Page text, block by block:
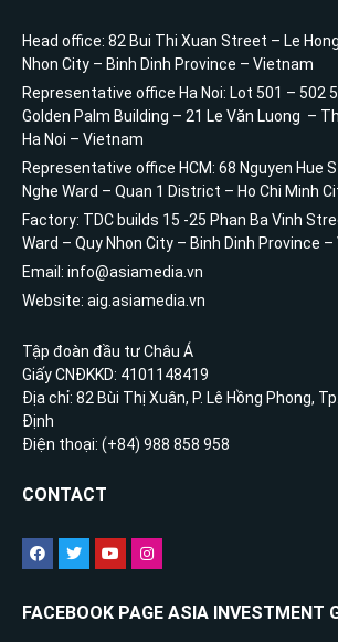
Head office: 82 Bui Thi Xuan Street – Le
Nhon City – Binh Dinh Province – Vietnam
Representative office Ha Noi: Lot 501 – 502
Golden Palm Building – 21 Le Văn Luong –
Ha Noi – Vietnam
Representative office HCM: 68 Nguyen Hue
Nghe Ward – Quan 1 District – Ho Chi Minh
Factory: TDC builds 15 -25 Phan Ba Vinh
Ward – Quy Nhon City – Binh Dinh Province
Email: info@asiamedia.vn
Website: aig.asiamedia.vn
Tập đoàn đầu tư Châu Á
Giấy CNĐKKD: 4101148419
Địa chỉ: 82 Bùi Thị Xuân, P. Lê Hồng Phong,
Định
Điện thoại: (+84) 988 858 958
CONTACT
FACEBOOK PAGE ASIA INVESTMENT